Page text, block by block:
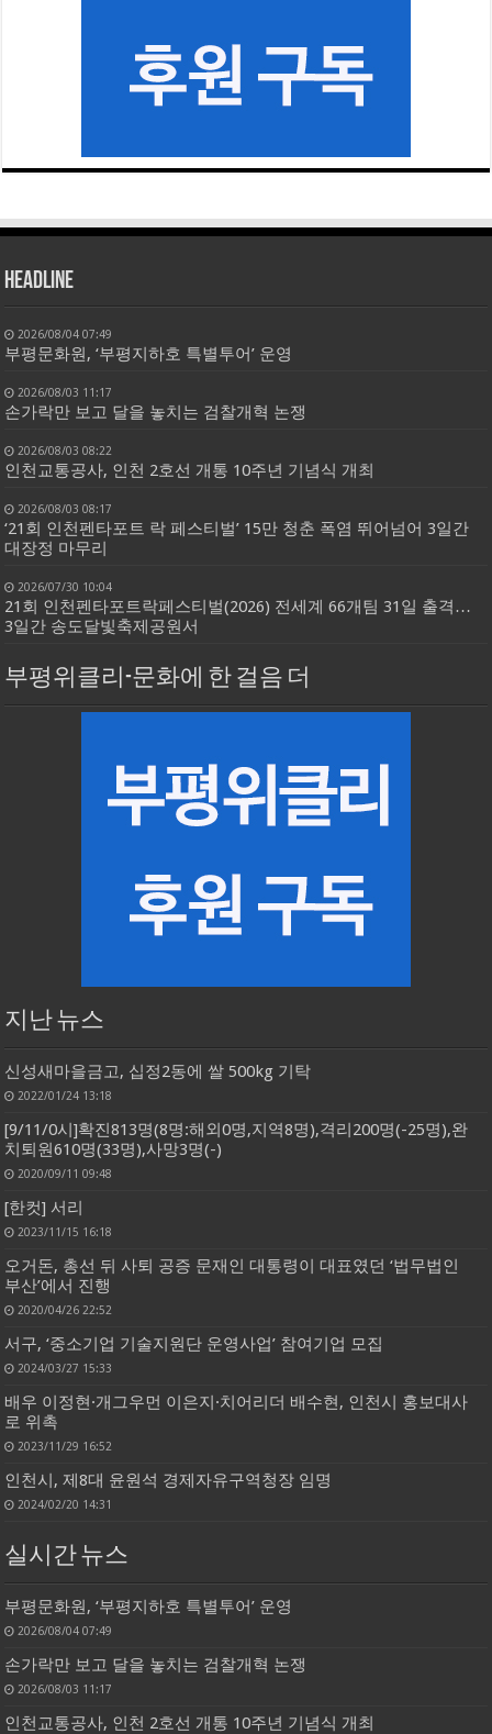
HEADLINE
2026/08/04 07:49
부평문화원, ‘부평지하호 특별투어’ 운영
2026/08/03 11:17
손가락만 보고 달을 놓치는 검찰개혁 논쟁
2026/08/03 08:22
인천교통공사, 인천 2호선 개통 10주년 기념식 개최
2026/08/03 08:17
‘21회 인천펜타포트 락 페스티벌’ 15만 청춘 폭염 뛰어넘어 3일간
대장정 마무리
2026/07/30 10:04
21회 인천펜타포트락페스티벌(2026) 전세계 66개팀 31일 출격…
3일간 송도달빛축제공원서
부평위클리-문화에 한 걸음 더
지난 뉴스
신성새마을금고, 십정2동에 쌀 500kg 기탁
2022/01/24 13:18
[9/11/0시]확진813명(8명:해외0명,지역8명),격리200명(-25명),완
치퇴원610명(33명),사망3명(-)
2020/09/11 09:48
[한컷] 서리
2023/11/15 16:18
오거돈, 총선 뒤 사퇴 공증 문재인 대통령이 대표였던 ‘법무법인
부산’에서 진행
2020/04/26 22:52
서구, ‘중소기업 기술지원단 운영사업’ 참여기업 모집
2024/03/27 15:33
배우 이정현·개그우먼 이은지·치어리더 배수현, 인천시 홍보대사
로 위촉
2023/11/29 16:52
인천시, 제8대 윤원석 경제자유구역청장 임명
2024/02/20 14:31
실시간 뉴스
부평문화원, ‘부평지하호 특별투어’ 운영
2026/08/04 07:49
손가락만 보고 달을 놓치는 검찰개혁 논쟁
2026/08/03 11:17
인천교통공사, 인천 2호선 개통 10주년 기념식 개최